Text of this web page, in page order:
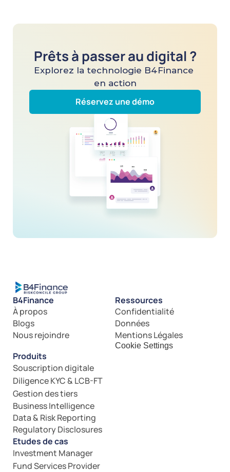
Prêts à passer au digital ?
Explorez la technologie B4Finance
en action
Réservez une démo
B4Finance
À propos
Blogs
Nous rejoindre
Ressources
Confidentialité
Données
Mentions Légales
Cookie Settings
Produits
Souscription digitale
Diligence KYC & LCB-FT
Gestion des tiers
Business Intelligence
Data & Risk Reporting
Regulatory Disclosures
Etudes de cas
Investment Manager
Fund Services Provider